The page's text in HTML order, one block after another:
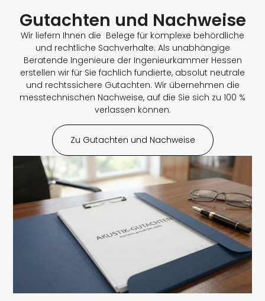
Gutachten und Nachweise
Wir liefern Ihnen die Belege für komplexe behördliche
und rechtliche Sachverhalte. Als unabhängige
Beratende Ingenieure der Ingenieurkammer Hessen
erstellen wir für Sie fachlich fundierte, absolut neutrale
und rechtssichere Gutachten. Wir übernehmen die
messtechnischen Nachweise, auf die Sie sich zu 100 %
verlassen können.
Zu Gutachten und Nachweise